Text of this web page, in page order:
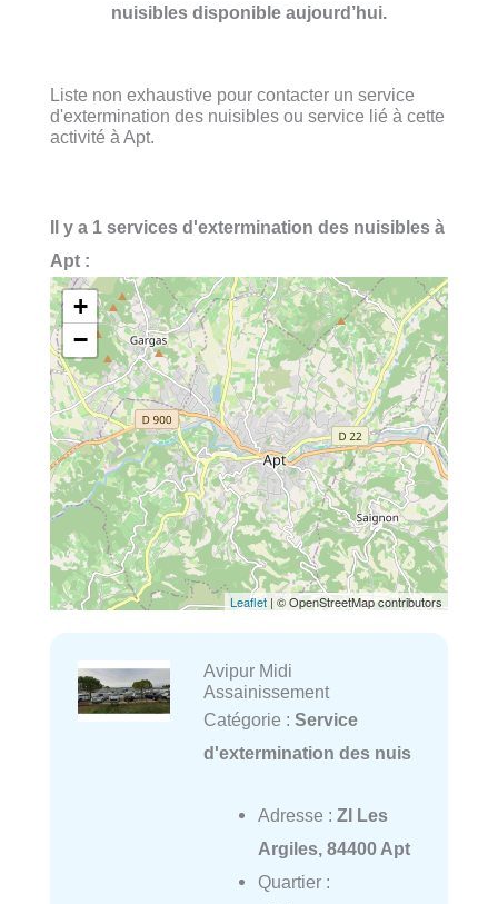
nuisibles disponible aujourd’hui.
Liste non exhaustive pour contacter un service
d'extermination des nuisibles ou service lié à cette
activité à Apt.
Il y a 1 services d'extermination des nuisibles à
Apt :
+
−
Leaflet | © OpenStreetMap contributors
Avipur Midi
Assainissement
Catégorie : Service
d'extermination des nuis
Adresse : ZI Les
Argiles, 84400 Apt
Quartier :